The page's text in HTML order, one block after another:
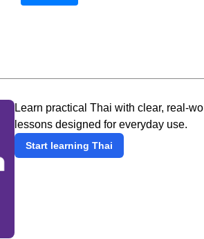
Learn practical Thai with clear, real-
lessons designed for everyday use.
Start learning Thai